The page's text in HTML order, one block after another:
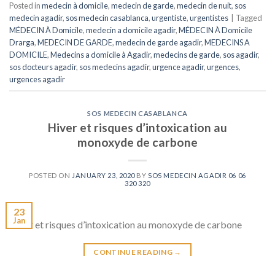
Posted inmedecin à domicile,medecin de garde,medecin de nuit, sos
medecin agadir, sos medecin casablanca,urgentiste,urgentistes
Tagged
MÉDECIN À Domicile,medecin a domicile agadir,MÉDECIN À Domicile
Drarga,MEDECIN DE GARDE,medecin de garde agadir,MEDECINS A
DOMICILE,Medecins a domicile à Agadir,medecins de garde, sos agadir,
sos docteurs agadir, sos medecins agadir,urgence agadir,urgences,
urgences agadir
SOS MEDECIN CASABLANCA
Hiver et risques d’intoxication au
monoxyde de carbone
POSTED ON JANUARY 23, 2020BYSOS MEDECIN AGADIR 06 06
320 320
23
Jan
Hiver et risques d’intoxication au monoxyde de carbone
CONTINUE READING →